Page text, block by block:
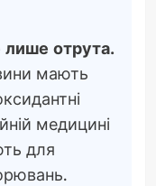
лише отрута.
мають
медицині
для